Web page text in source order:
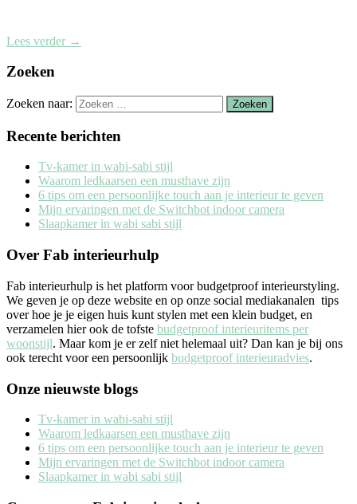
Lees verder →
Zoeken
Zoeken naar:
Recente berichten
Tv-kamer in wabi-sabi stijl
Waarom ledkaarsen een musthave zijn
6 tips om een persoonlijke touch aan je interieur te geven
Mijn ervaringen met de Switchbot indoor camera
Slaapkamer in wabi sabi stijl
Over Fab interieurhulp
Fab interieurhulp is het platform voor budgetproof interieurstyling.
We geven je op deze website en op onze social mediakanalen tips
over hoe je je eigen huis kunt stylen met een klein budget, en
verzamelen hier ook de tofste budgetproof interieuritems per
woonstijl. Maar kom je er zelf niet helemaal uit? Dan kan je bij ons
ook terecht voor een persoonlijk budgetproof interieuradvies.
Onze nieuwste blogs
Tv-kamer in wabi-sabi stijl
Waarom ledkaarsen een musthave zijn
6 tips om een persoonlijke touch aan je interieur te geven
Mijn ervaringen met de Switchbot indoor camera
Slaapkamer in wabi sabi stijl